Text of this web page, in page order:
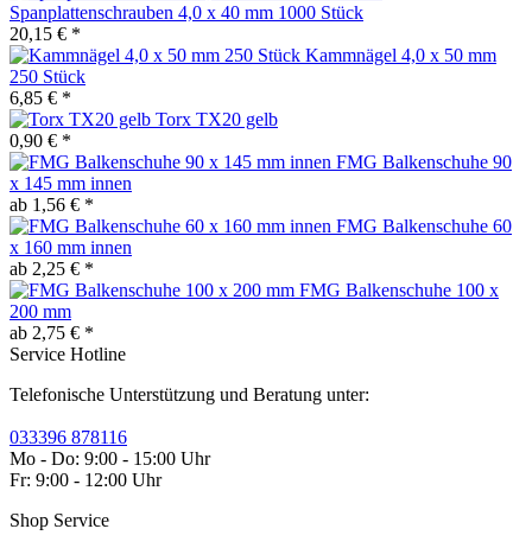
Spanplattenschrauben 4,0 x 40 mm 1000 Stück
20,15 € *
Kammnägel 4,0 x 50 mm
250 Stück
6,85 € *
Torx TX20 gelb
0,90 € *
FMG Balkenschuhe 90
x 145 mm innen
ab 1,56 € *
FMG Balkenschuhe 60
x 160 mm innen
ab 2,25 € *
FMG Balkenschuhe 100 x
200 mm
ab 2,75 € *
Service Hotline
Telefonische Unterstützung und Beratung unter:
033396 878116
Mo - Do: 9:00 - 15:00 Uhr
Fr: 9:00 - 12:00 Uhr
Shop Service